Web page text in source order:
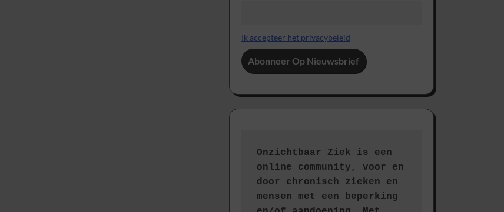
Ik accepteer het privacybeleid
Onzichtbaar Ziek is een
online community, voor en
door chronisch zieken en
mensen met een beperking